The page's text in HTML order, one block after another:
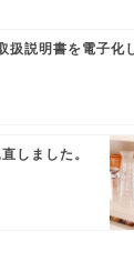
扱説明書を電子化
しました。